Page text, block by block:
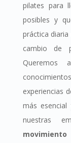
pilates para
posibles y
práctica
cambio de
Queremos
experiencias
más
nuestras
movimiento